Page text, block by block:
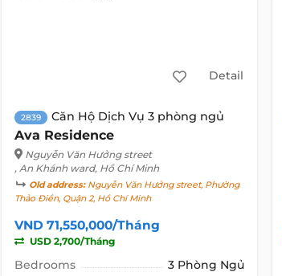
Detail
2839 Căn Hộ Dịch Vụ 3 phòng ngủ
Ava Residence
Nguyễn Văn Hưởng street
, An Khánh ward, Hồ Chí Minh
Old address:Nguyễn Văn Hưởng street, Phường
Thảo Điền, Quận 2, Hồ Chí Minh
VND 71,550,000/Tháng
USD 2,700/Tháng
Bedrooms
3 Phòng Ngủ